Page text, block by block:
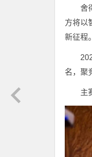
舍
方将以
新征程。
名，聚
主